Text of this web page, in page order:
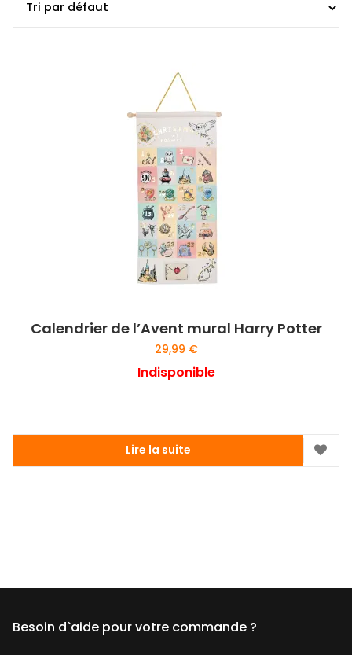
Calendrier de l’Avent mural Harry Potter
29,99 €
Indisponible
Lire la suite
Besoin d`aide pour votre commande ?